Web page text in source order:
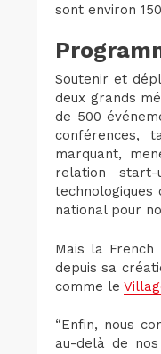
sont environ
Soutenir et
deux grands
de 500
conférences,
marquant,
relation
technologiques
national pour
Mais la
depuis sa
comme le
“Enfin, nous
au-delà de